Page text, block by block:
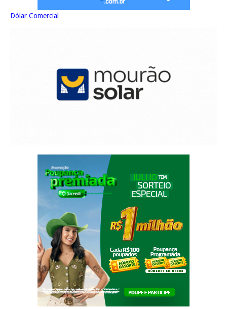
Dólar Comercial